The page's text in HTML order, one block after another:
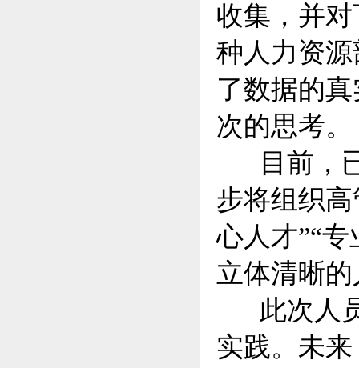
收集，并
种人力资
了数据的
次的思考。
目前，已
步将组织
心人才”“
立体清晰
此次 人
实践。未